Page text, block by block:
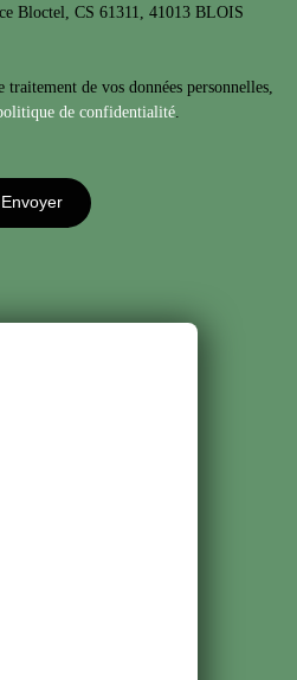
Bloctel, CS 61311, 41013 BLOIS
de vos données personnelles,
de confidentialité
Envoyer